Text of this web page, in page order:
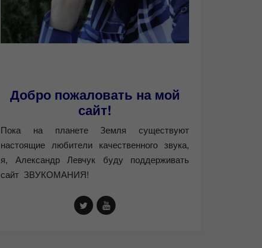
Добро пожаловать на мой
сайт!
Пока на планете Земля существуют
настоящие любители качественного звука,
я, Александр Левчук буду поддерживать
сайт ЗВУКОМАНИЯ!